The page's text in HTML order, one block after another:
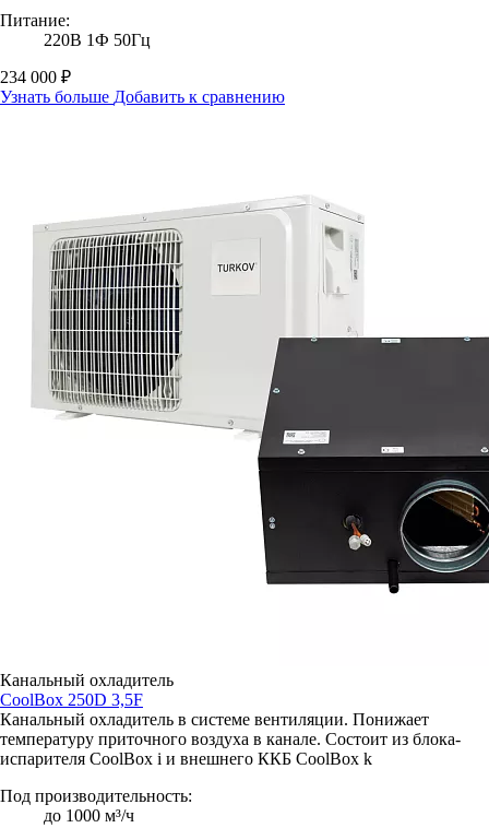
Питание:
220В 1Ф 50Гц
234 000 ₽
Узнать больше Добавить к сравнению
Канальный охладитель
CoolBox 250D 3,5F
Канальный охладитель в системе вентиляции. Понижает
температуру приточного воздуха в канале. Состоит из блока-
испарителя CoolBox i и внешнего ККБ CoolBox k
Под производительность:
до 1000 м³/ч